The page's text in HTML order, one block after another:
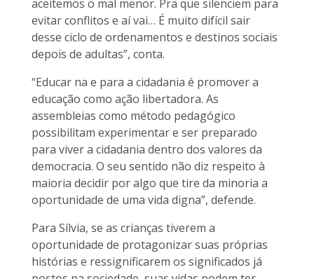
aceitemos o mal menor. Pra que silenciem para
evitar conflitos e aí vai… É muito difícil sair
desse ciclo de ordenamentos e destinos sociais
depois de adultas”, conta.
“Educar na e para a cidadania é promover a
educação como ação libertadora. As
assembleias como método pedagógico
possibilitam experimentar e ser preparado
para viver a cidadania dentro dos valores da
democracia. O seu sentido não diz respeito à
maioria decidir por algo que tire da minoria a
oportunidade de uma vida digna”, defende.
Para Sílvia, se as crianças tiverem a
oportunidade de protagonizar suas próprias
histórias e ressignificarem os significados já